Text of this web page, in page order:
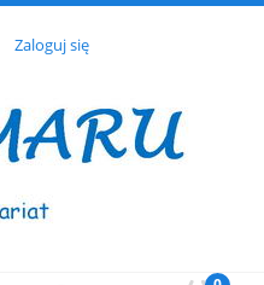
Zaloguj się